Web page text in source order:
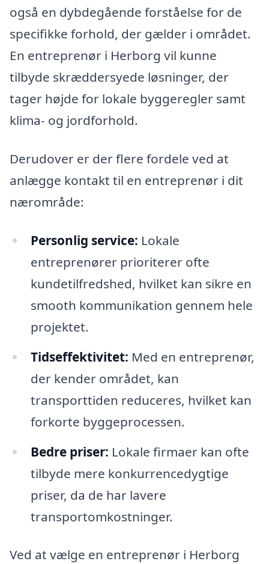
også en dybdegående forståelse for de
specifikke forhold, der gælder i området.
En entreprenør i Herborg vil kunne
tilbyde skræddersyede løsninger, der
tager højde for lokale byggeregler samt
klima- og jordforhold.
Derudover er der flere fordele ved at
anlægge kontakt til en entreprenør i dit
nærområde:
Personlig service: Lokale
entreprenører prioriterer ofte
kundetilfredshed, hvilket kan sikre en
smooth kommunikation gennem hele
projektet.
Tidseffektivitet: Med en entreprenør,
der kender området, kan
transporttiden reduceres, hvilket kan
forkorte byggeprocessen.
Bedre priser: Lokale firmaer kan ofte
tilbyde mere konkurrencedygtige
priser, da de har lavere
transportomkostninger.
Ved at vælge en entreprenør i Herborg